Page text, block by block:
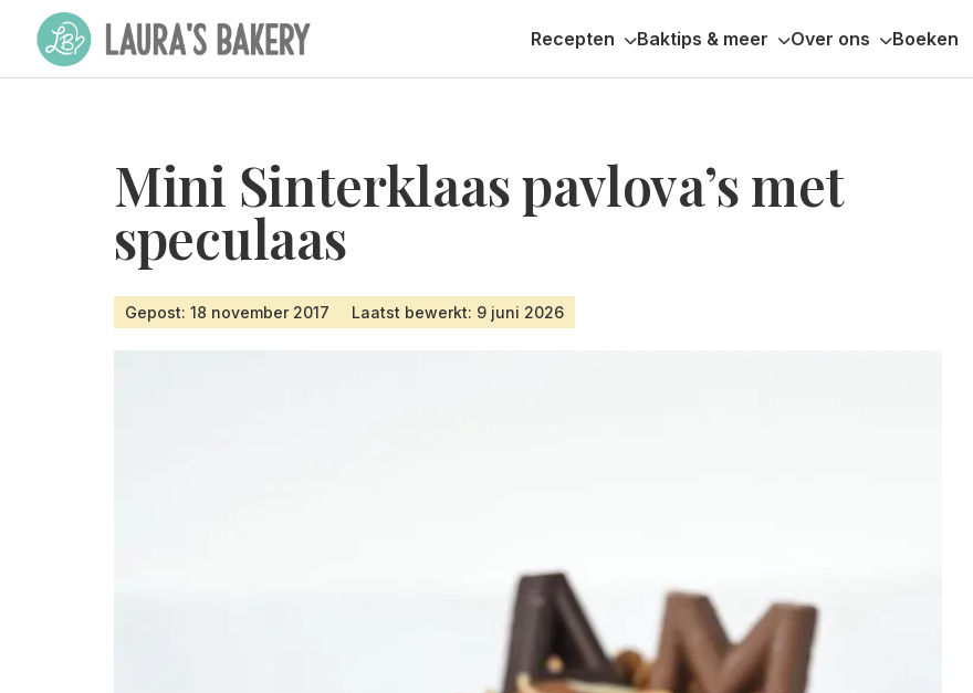
Recepten Baktips & meer Over ons Boeken
Mini Sinterklaas pavlova’s met
speculaas
Gepost: 18 november 2017 Laatst bewerkt: 9 juni 2026